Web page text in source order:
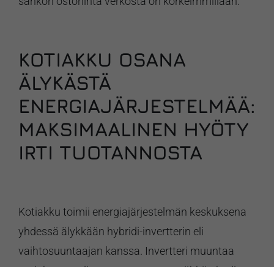
KOTIAKKU OSANA
ÄLYKÄSTÄ
ENERGIAJÄRJESTELMÄÄ:
MAKSIMAALINEN HYÖTY
IRTI TUOTANNOSTA
Kotiakku toimii energiajärjestelmän keskuksena
yhdessä älykkään hybridi-invertterin eli
vaihtosuuntaajan kanssa. Invertteri muuntaa